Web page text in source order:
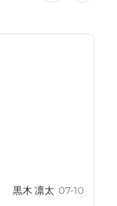
黒木 凛太 07-10